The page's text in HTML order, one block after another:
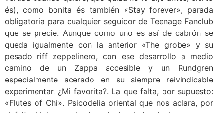
és), como bonita és también «Stay forever», parada
obligatoria para cualquier seguidor de Teenage Fanclub
que se precie. Aunque como uno es así de cabrón se
queda igualmente con la anterior «The grobe» y su
pesado riff zeppelinero, con ese desarrollo a medio
camino de un Zappa accesible y un Rundgren
especialmente acerado en su siempre reivindicable
experimentar. ¿Mi favorita?. La que falta, por supuesto:
«Flutes of Chi». Psicodelia oriental que nos aclara, por